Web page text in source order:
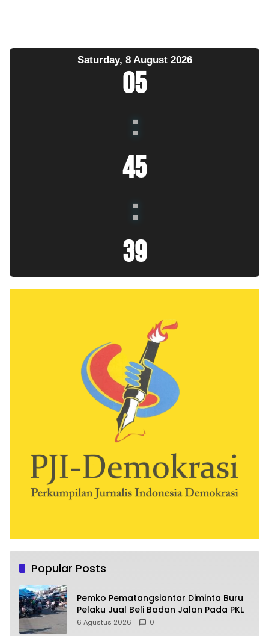
Saturday, 8 August 2026
05
:
45
:
40
Popular Posts
Pemko Pematangsiantar Diminta Buru
Pelaku Jual Beli Badan Jalan Pada PKL
6 Agustus 2026 0